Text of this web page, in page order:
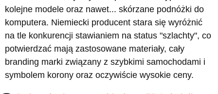
kolejne modele oraz nawet... skórzane podnóżki do
komputera. Niemiecki producent stara się wyróżnić
na tle konkurencji stawianiem na status "szlachty", co
potwierdzać mają zastosowane materiały, cały
branding marki związany z szybkimi samochodami i
symbolem korony oraz oczywiście wysokie ceny.